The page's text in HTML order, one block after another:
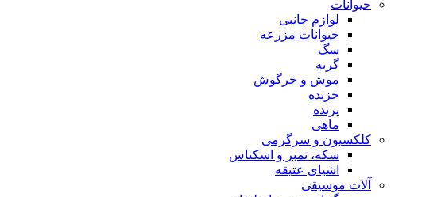
حیوانات
لوازم جانبی
حیوانات مزرعه
سگ
گربه
موش و خرگوش
خزنده
پرنده
ماهی
کلکسیون و سرگرمی
سکه، تمبر و اسکناس
اشیای عتیقه
آلات موسیقی